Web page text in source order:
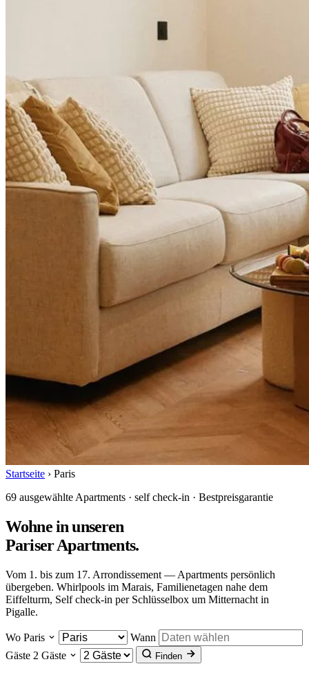
Startseite › Paris
69 ausgewählte Apartments · self check-in · Bestpreisgarantie
Wohne in unseren
Pariser Apartments.
Vom 1. bis zum 17. Arrondissement — Apartments persönlich
übergeben. Whirlpools im Marais, Familienetagen nahe dem
Eiffelturm, Self check-in per Schlüsselbox um Mitternacht in
Pigalle.
Wo Paris
Wann
Gäste 2 Gäste Finden